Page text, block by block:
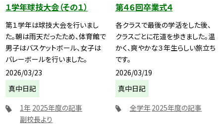
１学年球技大会（その１）
第１学年は球技大会を行いまし
た。朝は雨天だったため、体育館で
男子はバスケットボール、女子は
バレーボールを行いました。
2026/03/23
真中日記
1年 2025年度の記事
副校長より
第４６回卒業式４
各クラスで最後の学活をした後、
クラスごとに花道を歩きました。温
かく、爽やかな３年生らしい旅立ち
です。
2026/03/19
真中日記
全学年2025年度の記事